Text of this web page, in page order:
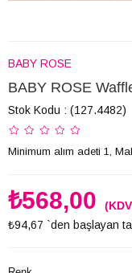
BABY ROSE
BABY ROSE
Stok Kodu (127.4482)
Minimum alım adeti 1,
₺568,00
₺94,67 `den başlayan